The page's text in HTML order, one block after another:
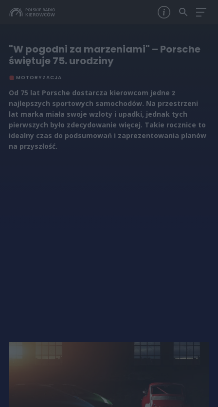
"W pogodni za marzeniami" – Porsche
świętuje 75. urodziny
MOTORYZACJA
Od 75 lat Porsche dostarcza kierowcom jedne z
najlepszych sportowych samochodów. Na przestrzeni
lat marka miała swoje wzloty i upadki, jednak tych
pierwszych było zdecydowanie więcej. Takie rocznice to
idealny czas do podsumowań i zaprezentowania planów
na przyszłość.